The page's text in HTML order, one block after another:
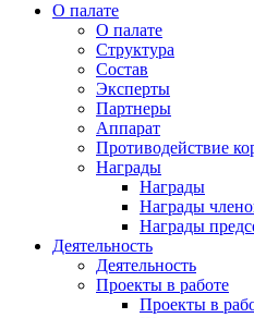
О палате
О палате
Структура
Состав
Эксперты
Партнеры
Аппарат
Противодействие
Награды
Награды
Награды
Награды
Деятельность
Деятельность
Проекты в работе
Проекты в